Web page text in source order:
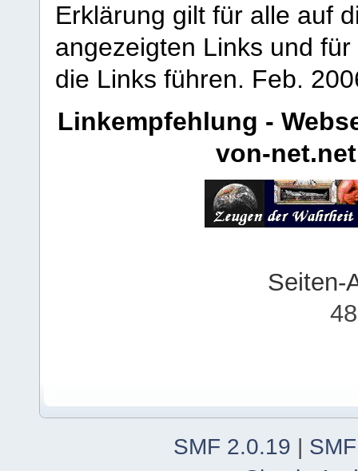
Erklärung gilt für alle auf
angezeigten Links und
die Links führen. Feb.
Linkempfehlung -
von-net.net
Seiten-
SMF 2.0.19 |